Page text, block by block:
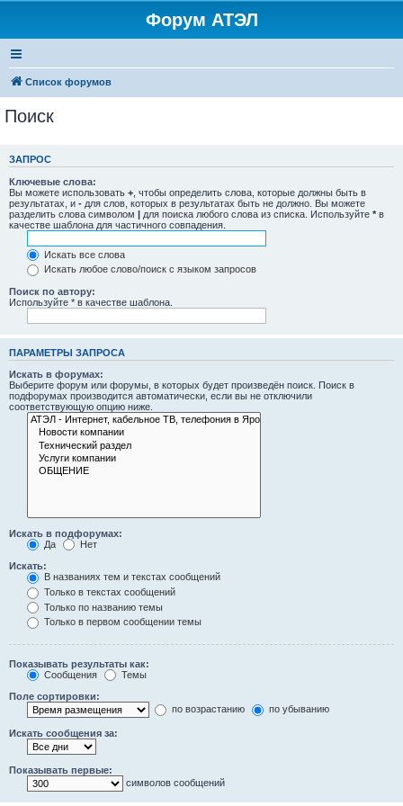
Форум АТЭЛ
Список форумов
Поиск
ЗАПРОС
Ключевые слова:
Вы можете использовать + , чтобы определить слова, которые должны быть в
результатах, и - для слов, которых в результатах быть не должно. Вы можете
разделить слова символом | для поиска любого слова из списка. Используйте * в
качестве шаблона для частичного совпадения.
Искать все слова
Искать любое слово/поиск с языком запросов
Поиск по автору:
Используйте * в качестве шаблона.
ПАРАМЕТРЫ ЗАПРОСА
Искать в форумах:
Выберите форум или форумы, в которых будет произведён поиск. Поиск в
подфорумах производится автоматически, если вы не отключили
соответствующую опцию ниже.
Искать в подфорумах:
Да
Нет
Искать:
В названиях тем и текстах сообщений
Только в текстах сообщений
Только по названию темы
Только в первом сообщении темы
Показывать результаты как:
Сообщения
Темы
Поле сортировки:
по возрастанию
по убыванию
Искать сообщения за:
Показывать первые:
символов сообщений